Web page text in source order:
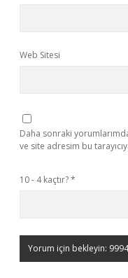
Web Sitesi
Daha sonraki
ve site adresim bu
10 - 4 kaçtır?*